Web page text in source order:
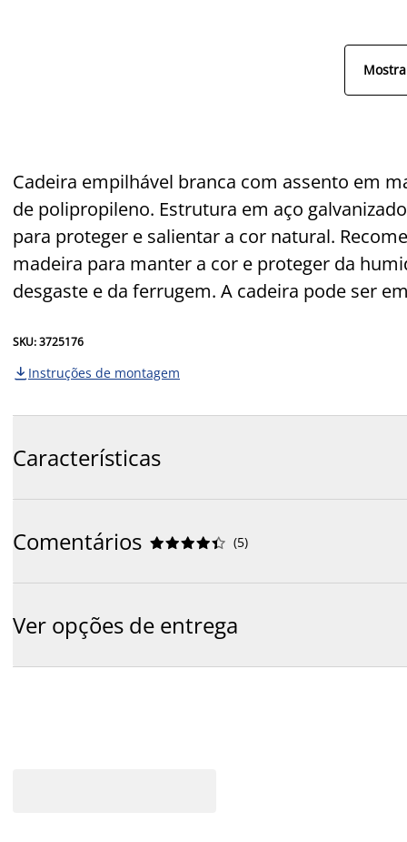
Cadeira empilhável branca com assento em
de polipropileno. Estrutura em aço
para proteger e salientar a cor natural.
madeira para manter a cor e proteger da
desgaste e da ferrugem. A cadeira pode ser
SKU: 3725176
 Instruções de montagem
Características
Comentários 




 (5)
Ver opções de entrega